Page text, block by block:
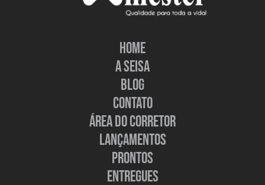
HOME
A SEISA
BLOG
CONTATO
ÁREA DO CORRETOR
LANÇAMENTOS
PRONTOS
ENTREGUES